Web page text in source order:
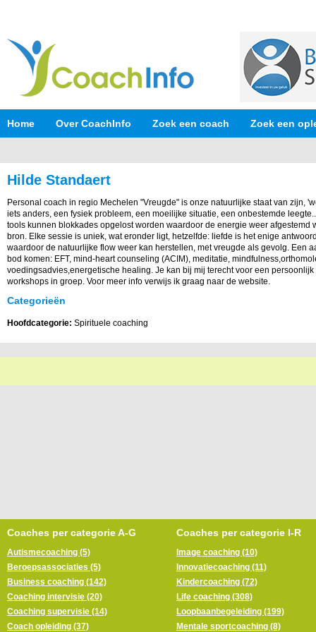
Home Over CoachInfo Zoek een coach Zoek een
Hilde Standaert
Personal coach in regio Mechelen "Vreugde" is onze natuurlijke staat van zijn,
iets anders, een fysiek probleem, een moeilijke situatie, een onbestemde
tools kunnen blokkades opgelost worden waardoor de energie weer afgestemd
bron. Elke sessie is uniek, wat eronder ligt, hetzelfde: liefde is het enige
waardoor de natuurlijke flow weer kan herstellen, met vreugde als gevolg. Een
bod komen: EFT, mind-heart counseling (ACIM), meditatie,
voedingsadvies,energetische healing. Je kan bij mij terecht voor een
workshops in groep. Voor meer info verwijs ik graag naar de website.
Categorieën
Hoofdcategorie: Spirituele coaching
Coaches per categorie A-G
Autismecoaching (5)
Beroepsassociaties (5)
Business coaching (142)
Coaching intervisie (20)
Coaching supervisie (14)
Coach opleiding (37)
Coaches per categorie I-R
Image coaching (10)
Innovatiecoaching (11)
Kindercoaching (72)
Life coaching (308)
Loopbaanbegeleiding (199)
Mentale sportcoaching (8)